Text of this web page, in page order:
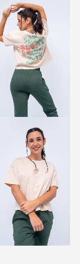
$25,800.00.